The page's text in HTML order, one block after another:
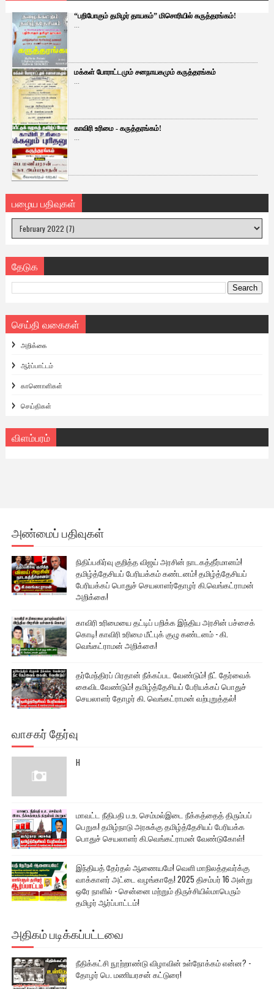
“பறிபோகும் தமிழர் தாயகம்” மிசொரியில் கருத்தரங்கம்!
...
மக்கள் போராட்டமும் சனநாயகமும் கருத்தரங்கம்
...
காவிரி உரிமை - கருத்தரங்கம்!
...
பழைய பதிவுகள்
தேடுக
செய்தி வகைகள்
அறிக்கை
ஆர்ப்பாட்டம்
காணொளிகள்
செய்திகள்
விளம்பரம்
அண்மைப் பதிவுகள்
நிதிப்பகிர்வு குறித்த விஜய் அரசின் நாடகத்தீர்மானம்!
தமிழ்த்தேசியப் பேரியக்கம் கண்டனம்! தமிழ்த்தேசியப்
பேரியக்கப் பொதுச் செயலாளர்தோழர் கி.வெங்கட்ராமன்
அறிக்கை!
காவிரி உரிமையை தட்டிப் பறிக்க இந்திய அரசின் பச்சைக்
கொடி! காவிரி உரிமை மீட்புக் குழு கண்டனம் - கி.
வெங்கட்ராமன் அறிக்கை!
தர்மேந்திரப் பிரதான் நீக்கப்பட வேண்டும்! நீட் தேர்வைக்
கைவிடவேண்டும்! தமிழ்த்தேசியப் பேரியக்கப் பொதுச்
செயலாளர் தோழர் கி. வெங்கட்ராமன் வற்புறுத்தல்!
வாசகர் தேர்வு
H
மாவட்ட நீதிபதி ப.உ. செம்மல்இடை நீக்கத்தைத் திரும்பப்
பெறுக! தமிழ்நாடு அரசுக்கு தமிழ்த்தேசியப் பேரியக்க
பொதுச் செயலாளர் கி.வெங்கட்ராமன் வேண்டுகோள்!
இந்தியத் தேர்தல் ஆணையமே! வெளி மாநிலத்தவர்க்கு
வாக்காளர் அட்டை வழங்காதே! 2025 திசம்பர் 16 அன்று
ஒரே நாளில் - சென்னை மற்றும் திருச்சியில்மாபெரும்
தமிழர் ஆர்ப்பாட்டம்!
அதிகம் படிக்கப்பட்டவை
நீதிக்கட்சி நூற்றாண்டு விழாவின் உள்நோக்கம் என்ன? -
தோழர் பெ. மணியரசன் கட்டுரை!